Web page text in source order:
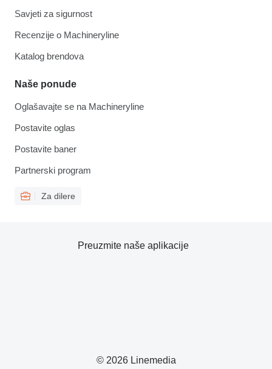
Savjeti za sigurnost
Recenzije o Machineryline
Katalog brendova
Naše ponude
Oglašavajte se na Machineryline
Postavite oglas
Postavite baner
Partnerski program
Za dilere
© 2026 Linemedia
Preuzmite naše aplikacije